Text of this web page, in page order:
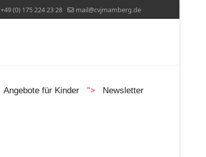
+49 (0) 175 224 23 28 mail@cvjmamberg.de
Angebote für Kinder "> Newsletter